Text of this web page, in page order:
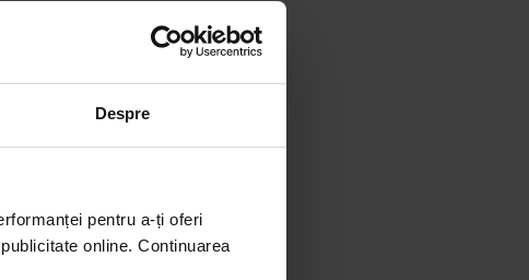
Despre
pentru a-ți oferi
online. Continuarea